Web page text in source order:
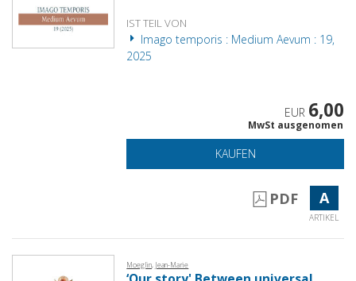
IST TEIL VON
Imago temporis : Medium Aevum : 19,
2025
EUR 6,00
MwSt ausgenomen
KAUFEN
PDF A
ARTIKEL
Moeglin, Jean-Marie